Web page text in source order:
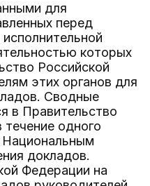
для
перед
которых
Российской
этих органов для
Сводные
в Правительство
одного
Национальным
докладов.
Федерации на